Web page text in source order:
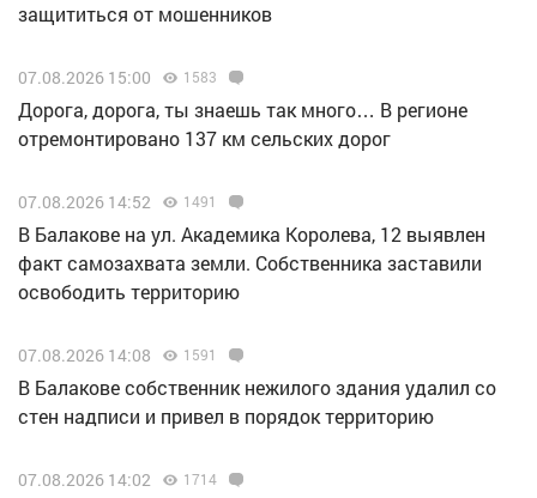
защититься от мошенников
07.08.2026 15:00 1583
Дорога, дорога, ты знаешь так много… В регионе
отремонтировано 137 км сельских дорог
07.08.2026 14:52 1491
В Балакове на ул. Академика Королева, 12 выявлен
факт самозахвата земли. Собственника заставили
освободить территорию
07.08.2026 14:08 1591
В Балакове собственник нежилого здания удалил со
стен надписи и привел в порядок территорию
07.08.2026 14:02 1714